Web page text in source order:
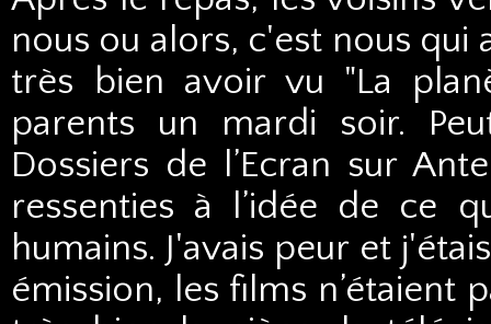
nous ou alors, c'est nous qui
très bien avoir vu "La
parents un mardi soir.
Dossiers de l’Ecran sur
ressenties à l’idée de ce
humains. J'avais peur et
émission, les films n’étaient